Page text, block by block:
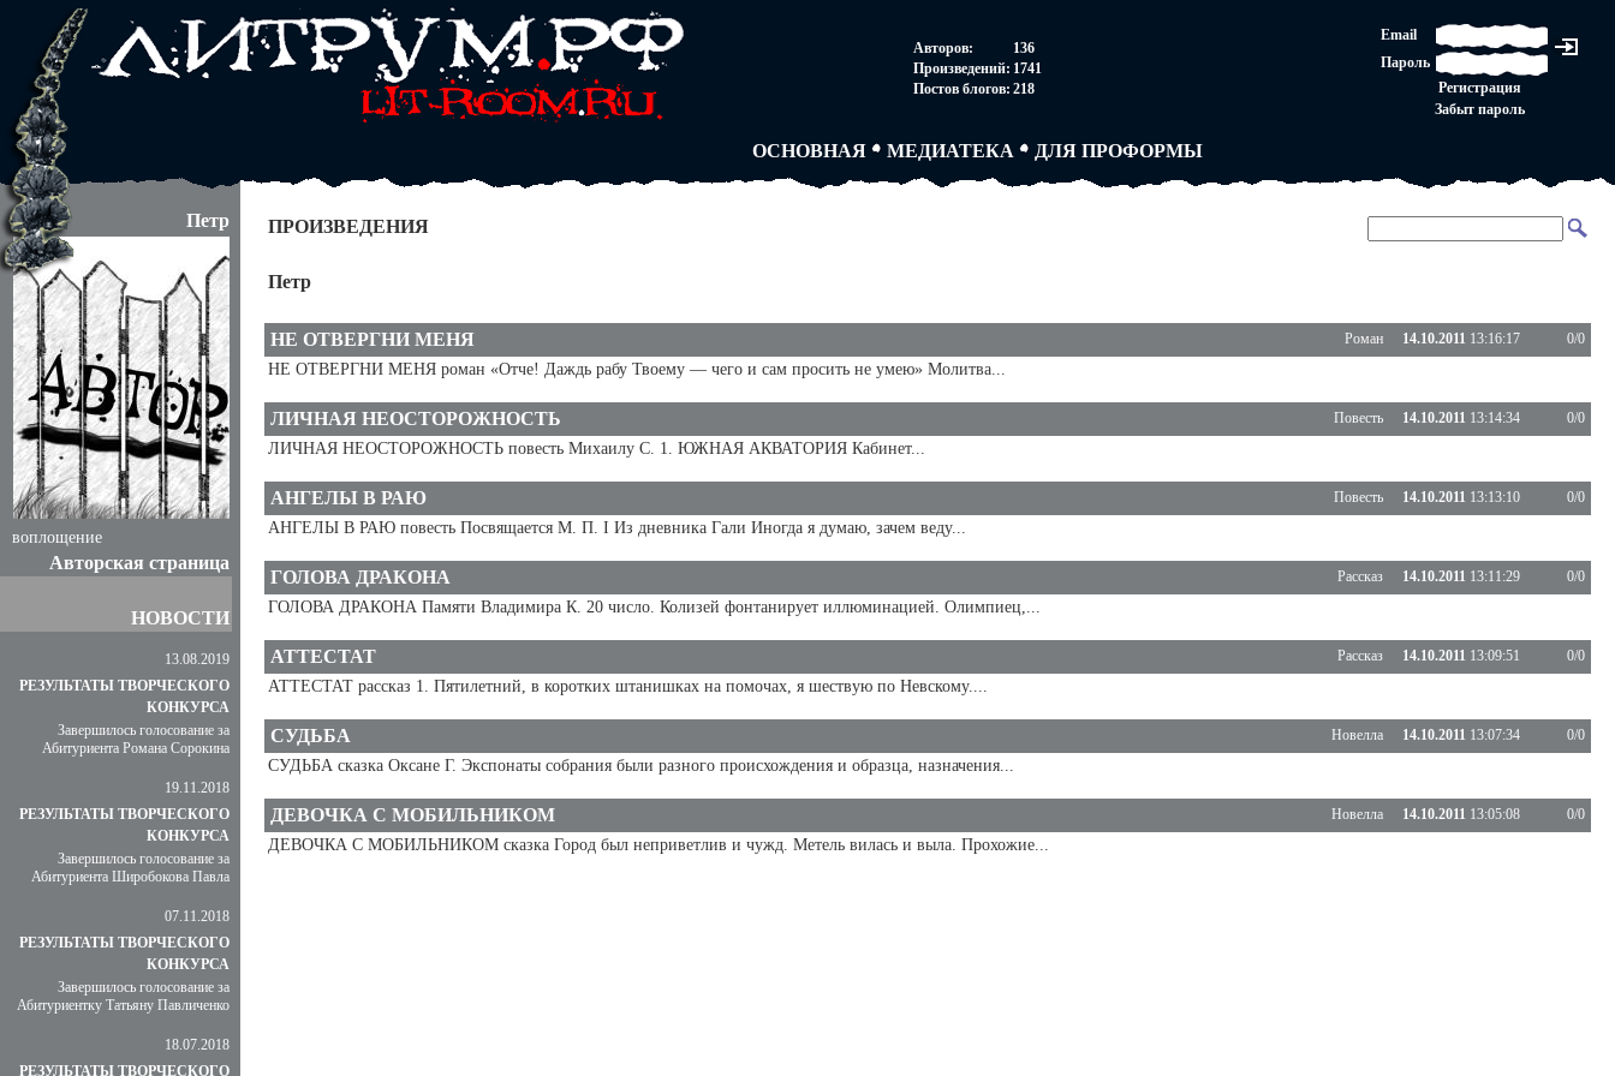
Авторов:
136
Произведений: 1741
Постов блогов: 218
Email
Пароль
Регистрация
Забыт пароль
ОСНОВНАЯ МЕДИАТЕКА
ПАРТНЕРСТВО
ТВОРЧЕСКИЕ ГРУППЫ
ДЛЯ ПРОФОРМЫ
АВТОРСКОЕ ПРАВО
Петр
воплощение
Авторская страница
НОВОСТИ
13.08.2019
РЕЗУЛЬТАТЫ ТВОРЧЕСКОГО
КОНКУРСА
Завершилось голосование за
Абитуриента Романа Сорокина
19.11.2018
РЕЗУЛЬТАТЫ ТВОРЧЕСКОГО
КОНКУРСА
Завершилось голосование за
Абитуриента Широбокова Павла
07.11.2018
РЕЗУЛЬТАТЫ ТВОРЧЕСКОГО
КОНКУРСА
Завершилось голосование за
Абитуриентку Татьяну Павличенко
18.07.2018
РЕЗУЛЬТАТЫ ТВОРЧЕСКОГО
ПРОИЗВЕДЕНИЯ
Петр
НЕ ОТВЕРГНИ МЕНЯ Роман 14.10.2011 13:16:17 0/0
НЕ ОТВЕРГНИ МЕНЯ роман «Отче! Даждь рабу Твоему — чего и сам просить не умею» Молитва...
ЛИЧНАЯ НЕОСТОРОЖНОСТЬ Повесть 14.10.2011 13:14:34 0/0
ЛИЧНАЯ НЕОСТОРОЖНОСТЬ повесть Михаилу С. 1. ЮЖНАЯ АКВАТОРИЯ Кабинет...
АНГЕЛЫ В РАЮ Повесть 14.10.2011 13:13:10 0/0
АНГЕЛЫ В РАЮ повесть Посвящается М. П. I Из дневника Гали Иногда я думаю, зачем веду...
ГОЛОВА ДРАКОНА Рассказ 14.10.2011 13:11:29 0/0
ГОЛОВА ДРАКОНА Памяти Владимира К. 20 число. Колизей фонтанирует иллюминацией. Олимпиец,...
АТТЕСТАТ Рассказ 14.10.2011 13:09:51 0/0
АТТЕСТАТ рассказ 1. Пятилетний, в коротких штанишках на помочах, я шествую по Невскому....
СУДЬБА Новелла 14.10.2011 13:07:34 0/0
СУДЬБА сказка Оксане Г. Экспонаты собрания были разного происхождения и образца, назначения...
ДЕВОЧКА С МОБИЛЬНИКОМ Новелла 14.10.2011 13:05:08 0/0
ДЕВОЧКА С МОБИЛЬНИКОМ сказка Город был неприветлив и чужд. Метель вилась и выла. Прохожие...